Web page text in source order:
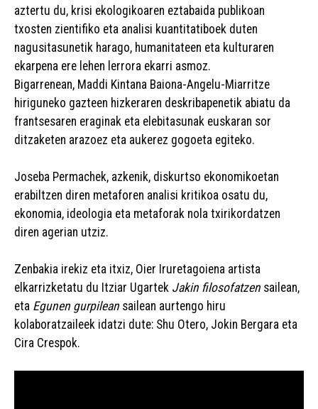
aztertu du, krisi ekologikoaren eztabaida publikoan
txosten zientifiko eta analisi kuantitatiboek duten
nagusitasunetik harago, humanitateen eta kulturaren
ekarpena ere lehen lerrora ekarri asmoz.
Bigarrenean, Maddi Kintana Baiona-Angelu-Miarritze
hiriguneko gazteen hizkeraren deskribapenetik abiatu da
frantsesaren eraginak eta elebitasunak euskaran sor
ditzaketen arazoez eta aukerez gogoeta egiteko.
Joseba Permachek, azkenik, diskurtso ekonomikoetan
erabiltzen diren metaforen analisi kritikoa osatu du,
ekonomia, ideologia eta metaforak nola txirikordatzen
diren agerian utziz.
Zenbakia irekiz eta itxiz, Oier Iruretagoiena artista
elkarrizketatu du Itziar Ugartek Jakin filosofatzen sailean,
eta Egunen gurpilean sailean aurtengo hiru
kolaboratzaileek idatzi dute: Shu Otero, Jokin Bergara eta
Cira Crespok.